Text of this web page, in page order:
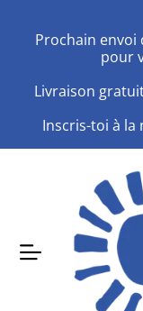
Prochain envoi
pour
Livraison
Inscris-toi à la